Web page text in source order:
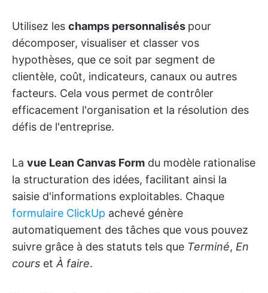
Utilisez les champs personnalisés pour
décomposer, visualiser et classer vos
hypothèses, que ce soit par segment de
clientèle, coût, indicateurs, canaux ou autres
facteurs. Cela vous permet de contrôler
efficacement l'organisation et la résolution des
défis de l'entreprise.
La vue Lean Canvas Form du modèle rationalise
la structuration des idées, facilitant ainsi la
saisie d'informations exploitables. Chaque
formulaire ClickUp achevé génère
automatiquement des tâches que vous pouvez
suivre grâce à des statuts tels que Terminé, En
cours et À faire.